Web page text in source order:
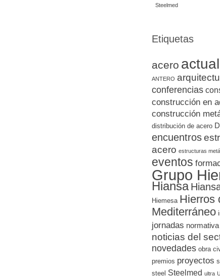
Steelmed
Etiquetas
acero
ANTERO
conferencias
construcción en
construcción
distribución de acero
encuentros
acero estructuras
eventos
Grupo
Hiansa
Hiemesa Hierros
Mediterráneo
jornadas normativa
noticias del
novedades obra
premios proyectos
steel Steelmed ultra